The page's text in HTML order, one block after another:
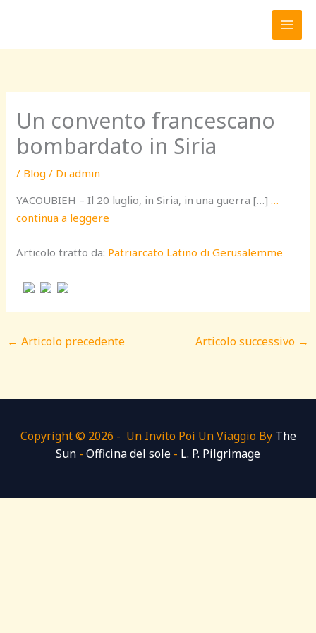
Un convento francescano
bombardato in Siria
/ Blog / Diadmin
YACOUBIEH – Il 20 luglio, in Siria, in una guerra […]…
continua a leggere
Articolo tratto da: Patriarcato Latino di Gerusalemme
← Articolo precedente Articolo successivo →
Copyright © 2026 - Un Invito Poi Un Viaggio By The
Sun - Officina del sole - L. P. Pilgrimage